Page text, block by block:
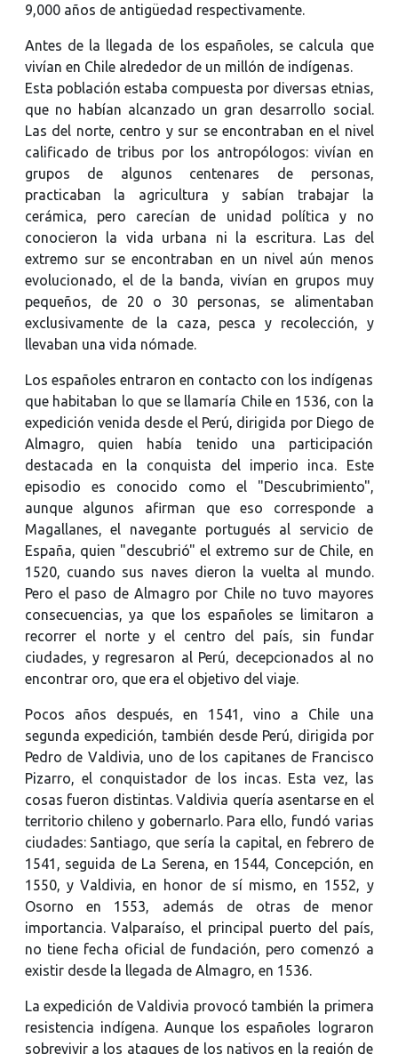
9,000 años de antigüedad respectivamente.
Antes de la llegada de los españoles, se calcula que
vivían en Chile alrededor de un millón de indígenas.
Esta población estaba compuesta por diversas etnias,
que no habían alcanzado un gran desarrollo social.
Las del norte, centro y sur se encontraban en el nivel
calificado de tribus por los antropólogos: vivían en
grupos de algunos centenares de personas,
practicaban la agricultura y sabían trabajar la
cerámica, pero carecían de unidad política y no
conocieron la vida urbana ni la escritura. Las del
extremo sur se encontraban en un nivel aún menos
evolucionado, el de la banda, vivían en grupos muy
pequeños, de 20 o 30 personas, se alimentaban
exclusivamente de la caza, pesca y recolección, y
llevaban una vida nómade.
Los españoles entraron en contacto con los indígenas
que habitaban lo que se llamaría Chile en 1536, con la
expedición venida desde el Perú, dirigida por Diego de
Almagro, quien había tenido una participación
destacada en la conquista del imperio inca. Este
episodio es conocido como el "Descubrimiento",
aunque algunos afirman que eso corresponde a
Magallanes, el navegante portugués al servicio de
España, quien "descubrió" el extremo sur de Chile, en
1520, cuando sus naves dieron la vuelta al mundo.
Pero el paso de Almagro por Chile no tuvo mayores
consecuencias, ya que los españoles se limitaron a
recorrer el norte y el centro del país, sin fundar
ciudades, y regresaron al Perú, decepcionados al no
encontrar oro, que era el objetivo del viaje.
Pocos años después, en 1541, vino a Chile una
segunda expedición, también desde Perú, dirigida por
Pedro de Valdivia, uno de los capitanes de Francisco
Pizarro, el conquistador de los incas. Esta vez, las
cosas fueron distintas. Valdivia quería asentarse en el
territorio chileno y gobernarlo. Para ello, fundó varias
ciudades: Santiago, que sería la capital, en febrero de
1541, seguida de La Serena, en 1544, Concepción, en
1550, y Valdivia, en honor de sí mismo, en 1552, y
Osorno en 1553, además de otras de menor
importancia. Valparaíso, el principal puerto del país,
no tiene fecha oficial de fundación, pero comenzó a
existir desde la llegada de Almagro, en 1536.
La expedición de Valdivia provocó también la primera
resistencia indígena. Aunque los españoles lograron
sobrevivir a los ataques de los nativos en la región de